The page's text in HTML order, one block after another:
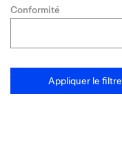
Conformité
Appliquer le filtre